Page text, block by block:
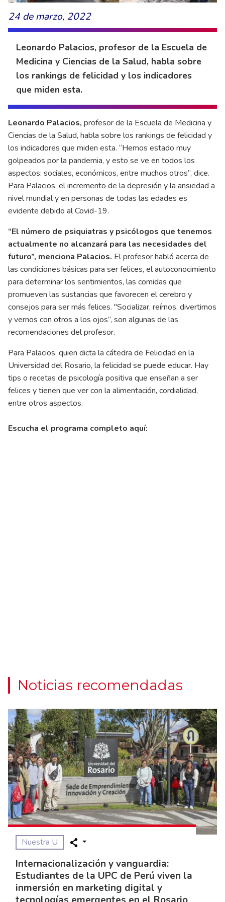
24 de marzo, 2022
Leonardo Palacios, profesor de la Escuela de
Medicina y Ciencias de la Salud, habla sobre
los rankings de felicidad y los indicadores
que miden esta.
Leonardo Palacios, profesor de la Escuela de Medicina y
Ciencias de la Salud, habla sobre los rankings de felicidad y
los indicadores que miden esta. “Hemos estado muy
golpeados por la pandemia, y esto se ve en todos los
aspectos: sociales, económicos, entre muchos otros”, dice.
Para Palacios, el incremento de la depresión y la ansiedad a
nivel mundial y en personas de todas las edades es
evidente debido al Covid-19.
“El número de psiquiatras y psicólogos que tenemos
actualmente no alcanzará para las necesidades del
futuro”, menciona Palacios. El profesor habló acerca de
las condiciones básicas para ser felices, el autoconocimiento
para determinar los sentimientos, las comidas que
promueven las sustancias que favorecen el cerebro y
consejos para ser más felices. "Socializar, reírnos, divertirnos
y vernos con otros a los ojos”, son algunas de las
recomendaciones del profesor.
Para Palacios, quien dicta la cátedra de Felicidad en la
Universidad del Rosario, la felicidad se puede educar. Hay
tips o recetas de psicología positiva que enseñan a ser
felices y tienen que ver con la alimentación, cordialidad,
entre otros aspectos.
Escucha el programa completo aquí:
Noticias recomendadas
Nuestra U
Internacionalización y vanguardia:
Estudiantes de la UPC de Perú viven la
inmersión en marketing digital y